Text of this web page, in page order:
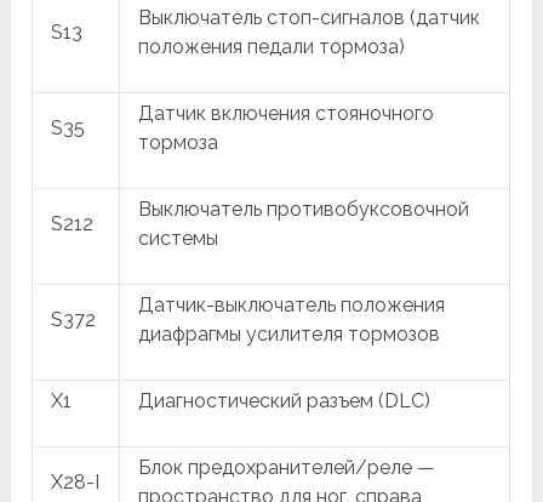
S13
Выключатель стоп-сигналов (датчик
положения педали тормоза)
S35
Датчик включения стояночного
тормоза
S212
Выключатель противобуксовочной
системы
S372
Датчик-выключатель положения
диафрагмы усилителя тормозов
X1 Диагностический разъем (DLC)
X28-I
Блок предохранителей/реле —
пространство для ног, справа